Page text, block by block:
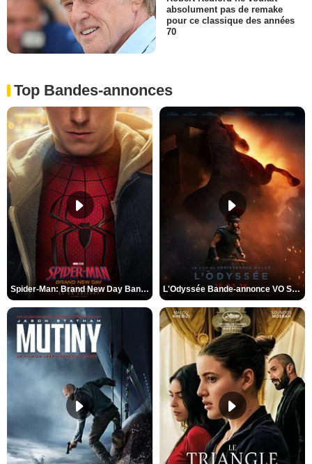
absolument pas de remake
pour ce classique des années
70
Top Bandes-annonces
Spider-Man: Brand New Day Bande-annonce VO STFR L'Odyssée Bande-annonce VO STFR